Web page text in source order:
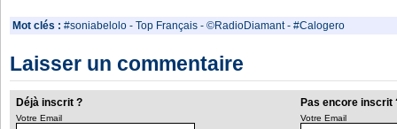
Mot clés : #soniabelolo - Top Français - ©RadioDiamant- #Calogero
Laisser un commentaire
Déjà inscrit ? Pas encore inscrit
Votre Email Votre Email